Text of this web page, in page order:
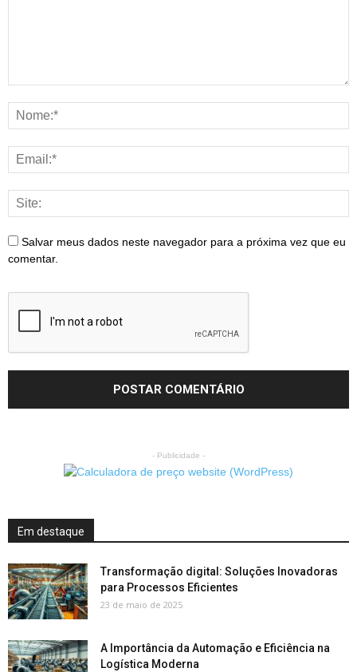
Salvar meus dados neste navegador para a próxima vez que eu
comentar.
- Publicidade -
Em destaque
Transformação digital: Soluções Inovadoras
para Processos Eficientes
23 de maio de 2025
A Importância da Automação e Eficiência na
Logística Moderna